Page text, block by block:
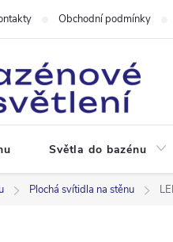
Obchodní podmínky
Světla do bazénu
Plochá svítidla na stěnu